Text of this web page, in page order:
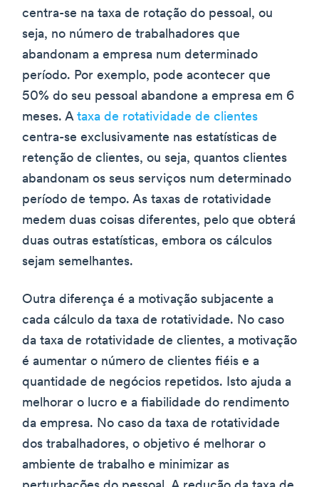
centra-se na taxa de rotação do pessoal, ou
seja, no número de trabalhadores que
abandonam a empresa num determinado
período. Por exemplo, pode acontecer que
50% do seu pessoal abandone a empresa em 6
meses. A taxa de rotatividade de clientes
centra-se exclusivamente nas estatísticas de
retenção de clientes, ou seja, quantos clientes
abandonam os seus serviços num determinado
período de tempo. As taxas de rotatividade
medem duas coisas diferentes, pelo que obterá
duas outras estatísticas, embora os cálculos
sejam semelhantes.
Outra diferença é a motivação subjacente a
cada cálculo da taxa de rotatividade. No caso
da taxa de rotatividade de clientes, a motivação
é aumentar o número de clientes fiéis e a
quantidade de negócios repetidos. Isto ajuda a
melhorar o lucro e a fiabilidade do rendimento
da empresa. No caso da taxa de rotatividade
dos trabalhadores, o objetivo é melhorar o
ambiente de trabalho e minimizar as